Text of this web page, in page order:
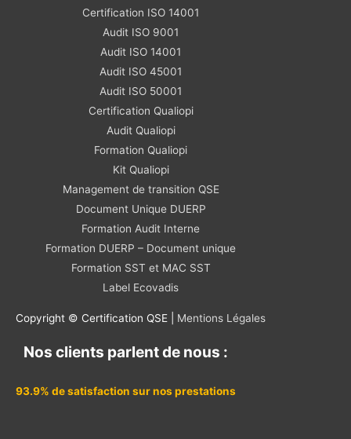
Certification ISO 14001
Audit ISO 9001
Audit ISO 14001
Audit ISO 45001
Audit ISO 50001
Certification Qualiopi
Audit Qualiopi
Formation Qualiopi
Kit Qualiopi
Management de transition QSE
Document Unique DUERP
Formation Audit Interne
Formation DUERP – Document unique
Formation SST et MAC SST
Label Ecovadis
Copyright © Certification QSE | Mentions Légales
Nos clients parlent de nous :
93.9% de satisfaction sur nos prestations